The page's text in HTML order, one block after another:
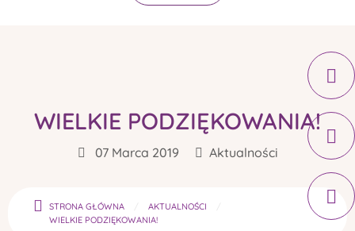
WIELKIE PODZIĘKOWANIA!
07 Marca 2019 Aktualności
STRONA GŁÓWNA
AKTUALNOŚCI
WIELKIE PODZIĘKOWANIA!